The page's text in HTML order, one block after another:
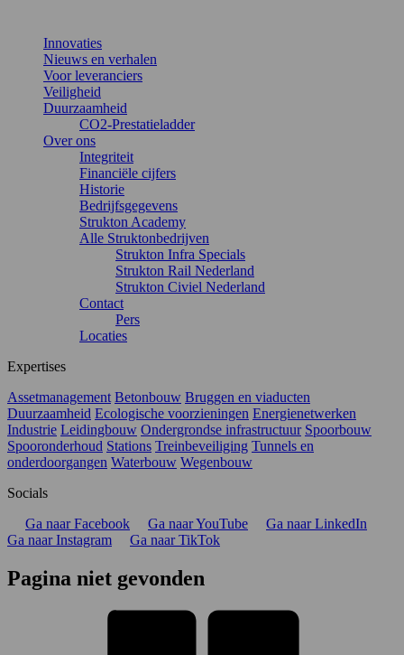
Innovaties
Nieuws en verhalen
Voor leveranciers
Veiligheid
Duurzaamheid
CO2-Prestatieladder
Over ons
Integriteit
Financiële cijfers
Historie
Bedrijfsgegevens
Strukton Academy
Alle Struktonbedrijven
Strukton Infra Specials
Strukton Rail Nederland
Strukton Civiel Nederland
Contact
Pers
Locaties
Expertises
Assetmanagement Betonbouw Bruggen en viaducten
Duurzaamheid Ecologische voorzieningen Energienetwerken
Industrie Leidingbouw Ondergrondse infrastructuur Spoorbouw
Spooronderhoud Stations Treinbeveiliging Tunnels en
onderdoorgangen Waterbouw Wegenbouw
Socials
Ga naar Facebook
Ga naar YouTube
Ga naar LinkedIn
Ga naar Instagram
Ga naar TikTok
Pagina niet gevonden